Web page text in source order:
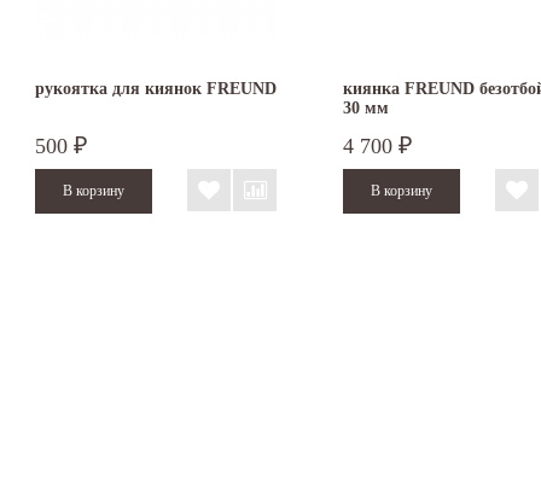
рукоятка для киянок FREUND
500 ₽
киянка FREUND
30 мм
4 700 ₽